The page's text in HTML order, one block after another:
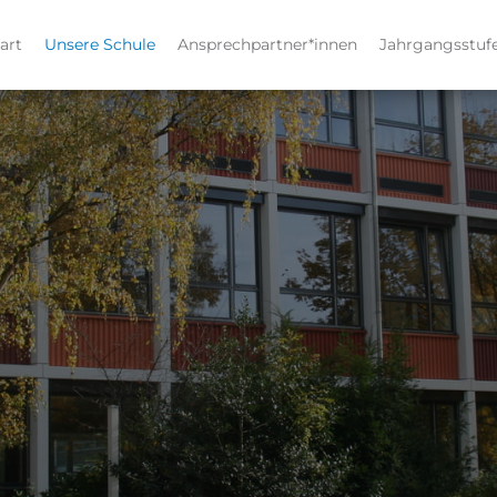
Unsere Schule Ansprechpartner*innen